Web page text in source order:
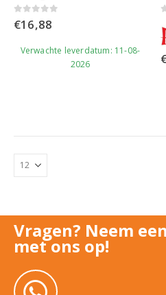
0out of 5
€16,88
Verwachte leverdatum: 11-08-
2026
Vragen? Neem
met ons op!